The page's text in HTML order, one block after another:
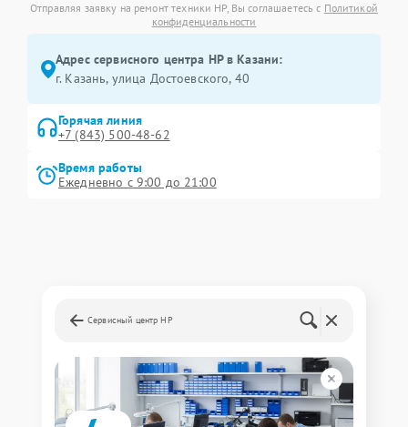
Отправляя заявку на ремонт техники HP, Вы соглашаетесь с Политикой
конфиденциальности
Адрес сервисного центра HP в Казани:
г. Казань, улица Достоевского, 40
Горячая линия
+7 (843) 500-48-62
Время работы
Ежедневно с 9:00 до 21:00
Сервисный центр HP